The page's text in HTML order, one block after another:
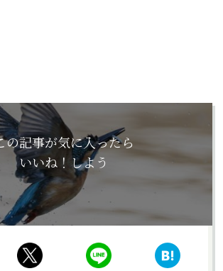
の記事が気に入ったら
いいね！しよう